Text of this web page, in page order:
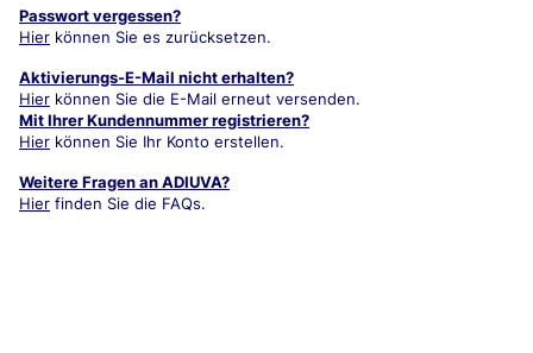
Passwort vergessen?
Hier können Sie es zurücksetzen.
Aktivierungs-E-Mail nicht erhalten?
Hier können Sie die E-Mail erneut versenden.
Mit Ihrer Kundennummer registrieren?
Hier können Sie Ihr Konto erstellen.
Weitere Fragen an ADIUVA?
Hier finden Sie die FAQs.